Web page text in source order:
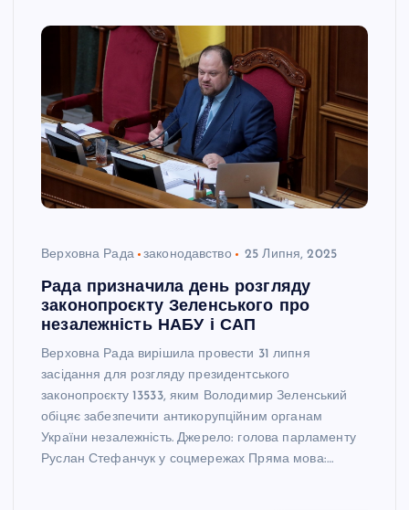
Верховна Рада законодавство 25 Липня, 2025
Рада призначила день розгляду
законопроєкту Зеленського про
незалежність НАБУ і САП
Верховна Рада вирішила провести 31 липня
засідання для розгляду президентського
законопроєкту 13533, яким Володимир Зеленський
обіцяє забезпечити антикорупційним органам
України незалежність. Джерело: голова парламенту
Руслан Стефанчук у соцмережах Пряма мова:…